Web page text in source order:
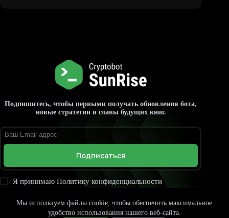
Мы используем файлы cookie, чтобы обеспечить максимальное
удобство использования нашего веб-сайта.
Подпишитесь, чтобы первыми получать обновления бота,
новые стратегии и главы будущих книг.
Подписаться
Я принимаюПолитику конфиденциальности
Руководство по боту
Контакты
Тестовая страница